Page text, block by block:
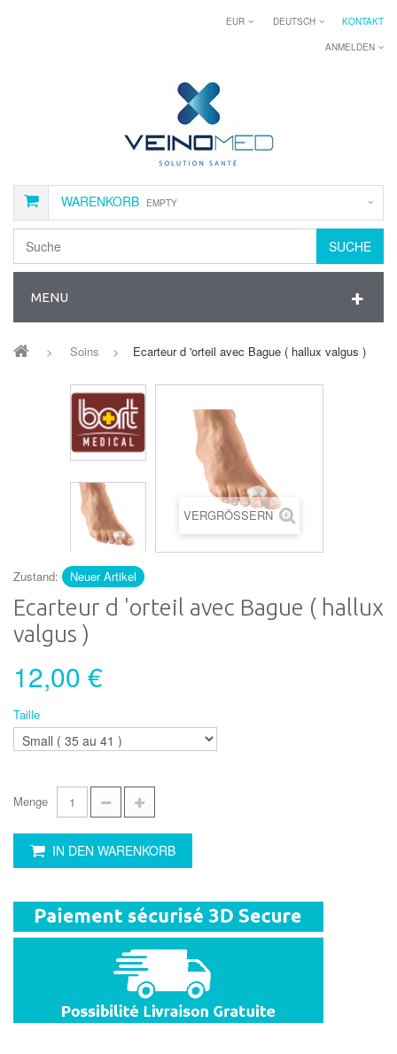
KONTAKT
DEUTSCH
EUR
ANMELDEN
WARENKORB EMPTY
SUCHE
MENU
> Soins > Ecarteur d 'orteil avec Bague ( hallux valgus )
VERGRÖSSERN
Zustand: Neuer Artikel
Ecarteur d 'orteil avec Bague ( hallux
valgus )
12,00 €
Taille
Menge
IN DEN WARENKORB